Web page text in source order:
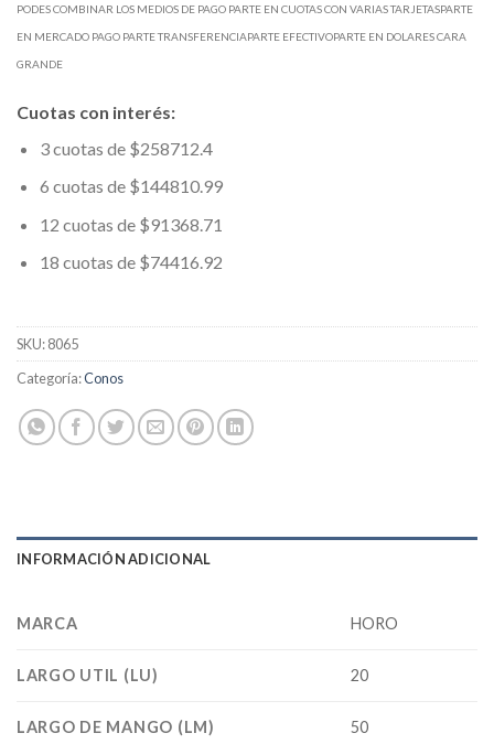
PODES COMBINAR LOS MEDIOS DE PAGO PARTE EN CUOTAS CON VARIAS TARJETASPARTE
EN MERCADO PAGO PARTE TRANSFERENCIAPARTE EFECTIVOPARTE EN DOLARES CARA
GRANDE
Cuotas con interés:
3 cuotas de $258712.4
6 cuotas de $144810.99
12 cuotas de $91368.71
18 cuotas de $74416.92
SKU:8065
Categoría:Conos
INFORMACIÓN ADICIONAL
MARCA HORO
LARGO UTIL (LU) 20
LARGO DE MANGO (LM) 50